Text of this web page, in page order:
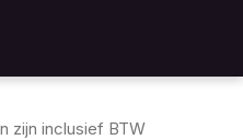
zijn inclusief BTW